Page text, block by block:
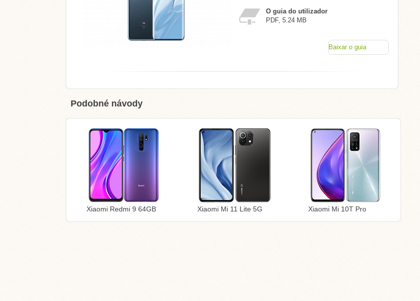
O guia do utilizador
PDF, 5.24 MB
Baixar o guia
Podobné návody
Xiaomi Redmi 9 64GB Xiaomi Mi 11 Lite 5G Xiaomi Mi 10T Pro